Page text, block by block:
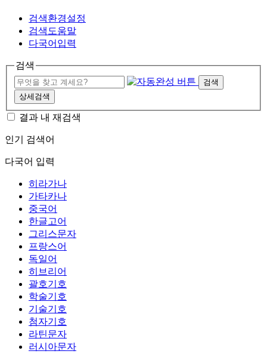
검색환경설정
검색도움말
다국어입력
검색
검색
상세검색
결과 내 재검색
인기 검색어
다국어 입력
히라가나
가타카나
중국어
한글고어
그리스문자
프랑스어
독일어
히브리어
괄호기호
학술기호
기술기호
첨자기호
라틴문자
러시아문자